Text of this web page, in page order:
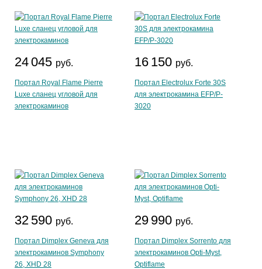
24 045 руб.
Портал Royal Flame Pierre
Luxe сланец угловой для
электрокаминов
16 150 руб.
Портал Electrolux Forte 30S
для электрокамина EFP/P-
3020
32 590 руб.
Портал Dimplex Geneva для
электрокаминов Symphony
26, XHD 28
29 990 руб.
Портал Dimplex Sorrento для
электрокаминов Opti-Myst,
Optiflame